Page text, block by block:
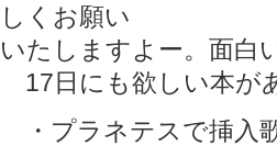
しくお願い
いたしますよー。面白
17日にも欲しい本が
・プラネテスで挿入